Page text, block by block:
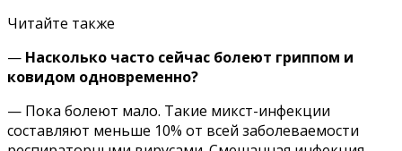
Читайте также
— Насколько часто сейчас болеют гриппом и
ковидом одновременно?
— Пока болеют мало. Такие микст-инфекции
составляют меньше 10% от всей заболеваемости